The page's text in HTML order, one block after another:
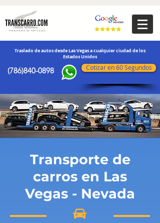
Traslado de autos desde Las Vegas a cualquier ciudad de los
Estados Unidos
(786)840-0898 Cotizar en 60 Segundos
Transporte de
carros en Las
Vegas - Nevada